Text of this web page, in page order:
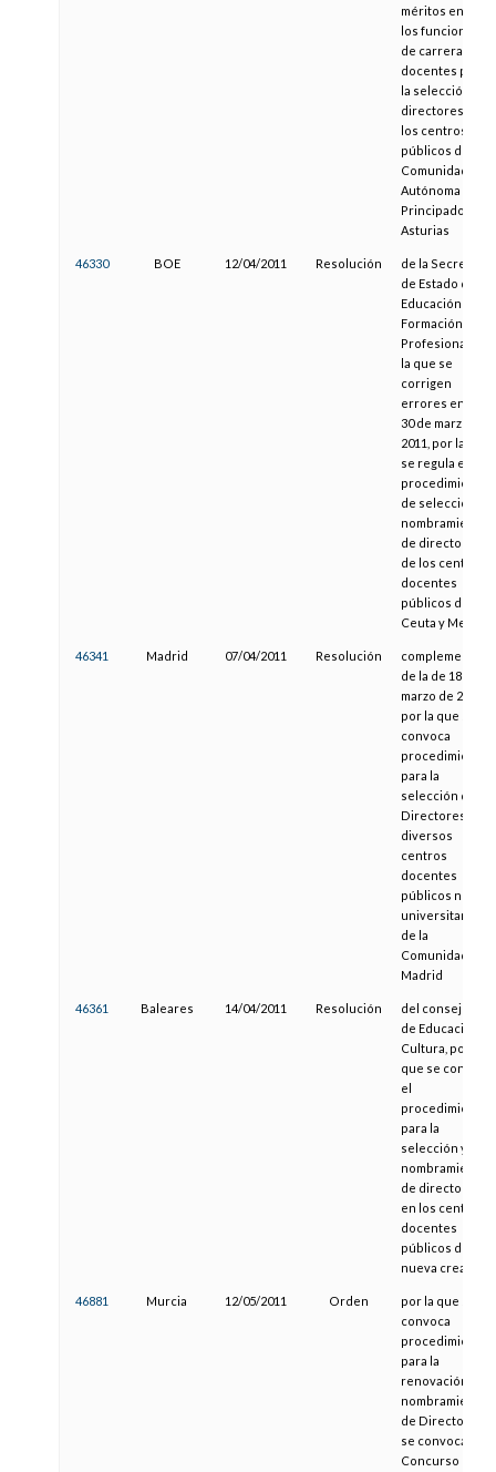
méritos entre
los funcionarios
de carrera
docentes para
la selección de
directores de
los centros
públicos de la
Comunidad
Autónoma del
Principado de
Asturias
46330 BOE 12/04/2011 Resolución
de la Secretaría
de Estado de
Educación y
Formación
Profesional, por
la que se
corrigen
errores en la de
30 de marzo de
2011, por la que
se regula el
procedimiento
de selección y
nombramiento
de directores
de los centros
docentes
públicos de
Ceuta y Melilla
46341 Madrid 07/04/2011 Resolución
complementaria
de la de 18 de
marzo de 2011,
por la que se
convoca
procedimiento
para la
selección de
Directores de
diversos
centros
docentes
públicos no
universitarios
de la
Comunidad de
Madrid
46361 Baleares 14/04/2011 Resolución
del consejero
de Educación y
Cultura, por la
que se convoca
el
procedimiento
para la
selección y el
nombramiento
de directores
en los centros
docentes
públicos de
nueva creación
46881 Murcia 12/05/2011 Orden
por la que se
convoca
procedimiento
para la
renovación del
nombramiento
de Directores y
se convoca
Concurso de